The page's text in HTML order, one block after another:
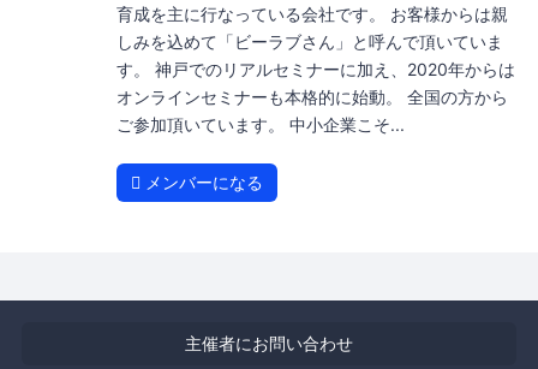
育成を主に行なっている会社です。 お客様からは親
しみを込めて「ビーラブさん」と呼んで頂いていま
す。 神戸でのリアルセミナーに加え、2020年からは
オンラインセミナーも本格的に始動。 全国の方から
ご参加頂いています。 中小企業こそ...
メンバーになる
主催者にお問い合わせ